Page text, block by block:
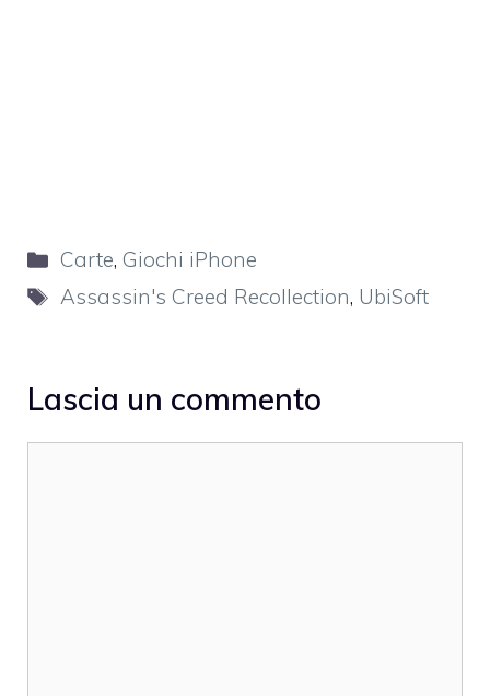
Categorie
Carte, Giochi iPhone
Tag
Assassin's Creed Recollection, UbiSoft
Lascia un commento